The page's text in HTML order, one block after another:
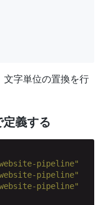
字単位の置換を行
義する
pipeline"
pipeline"
pipeline"